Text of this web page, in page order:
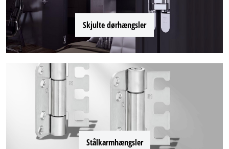
Skjulte dørhængsler
Stålkarmhængsler